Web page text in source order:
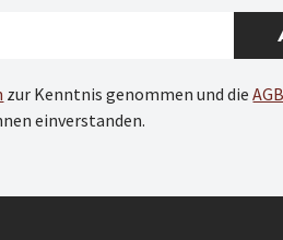
zur Kenntnis genommen und dieAGB
einverstanden.